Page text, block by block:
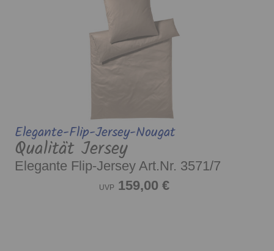
Elegante-Flip-Jersey-Nougat
Qualität Jersey
Elegante Flip-Jersey Art.Nr. 3571/7
UVP 159,00 €